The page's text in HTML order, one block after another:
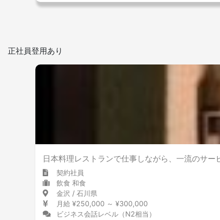
正社員登用あり
日本料理レストランで仕事しながら、一流のサー
契約社員
飲食 和食
金沢 / 石川県
月給 ¥250,000 ～ ¥300,000
ビジネス会話レベル（N2相当）